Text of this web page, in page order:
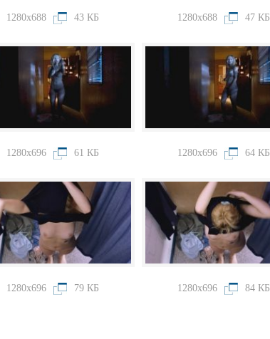
1280x688 43 КБ 1280x688 47 КБ
1280x696 61 КБ 1280x696 64 КБ
1280x696 79 КБ 1280x696 84 КБ